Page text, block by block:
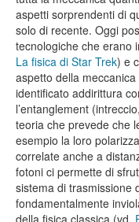
aspetti sorprendenti di
solo di recente. Oggi
tecnologiche che erano
La fisica di Star Trek) e
aspetto della
identificato addirittura
l’entanglement
teoria che prevede che
esempio la loro
correlate anche a
fotoni ci permette di
sistema di trasmissione
fondamentalmente
della fisica classica (vd.